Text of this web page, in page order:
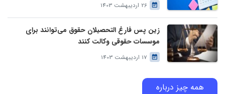
26 اردیبهشت 1403
زین پس فارغ التحصیلان حقوق می‌توانند برای
موسسات حقوقی وکالت کنند
17 اردیبهشت 1403
همه چیز درباره